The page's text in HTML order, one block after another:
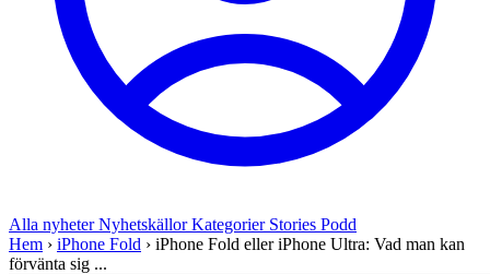
Alla nyheterNyhetskällorKategorier Stories Podd
Hem › iPhone Fold › iPhone Fold eller iPhone Ultra: Vad man kan
förvänta sig ...